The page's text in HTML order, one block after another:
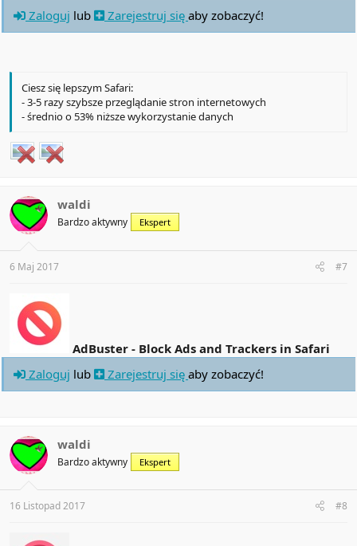
Zaloguj lub Zarejestruj się aby zobaczyć!
Ciesz się lepszym Safari:
- 3-5 razy szybsze przeglądanie stron internetowych
- średnio o 53% niższe wykorzystanie danych
waldi
Bardzo aktywny Ekspert
6 Maj 2017 #7
AdBuster - Block Ads and Trackers in Safari
Zaloguj lub Zarejestruj się aby zobaczyć!
waldi
Bardzo aktywny Ekspert
16 Listopad 2017 #8